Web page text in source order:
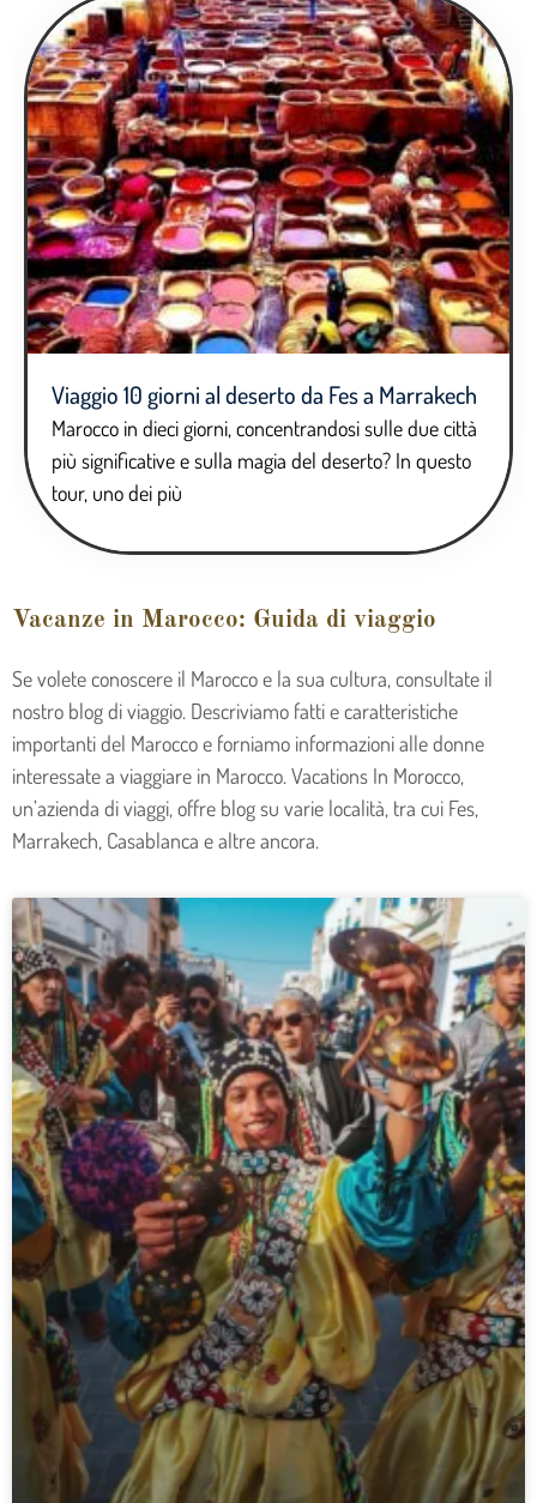
Viaggio 10 giorni al deserto da Fes a Marrakech
Marocco in dieci giorni, concentrandosi sulle due città
più significative e sulla magia del deserto? In questo
tour, uno dei più
Vacanze in Marocco: Guida di viaggio
Se volete conoscere il Marocco e la sua cultura, consultate il
nostro blog di viaggio. Descriviamo fatti e caratteristiche
importanti del Marocco e forniamo informazioni alle donne
interessate a viaggiare in Marocco. Vacations In Morocco,
un’azienda di viaggi, offre blog su varie località, tra cui Fes,
Marrakech, Casablanca e altre ancora.